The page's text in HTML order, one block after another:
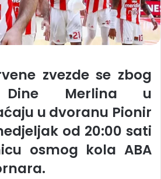
zvezde se zbog
Dine Merlina u
u dvoranu Pionir
od 20:00 sati
osmog kola ABA